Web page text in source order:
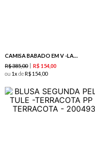
CAMISA BABADO EM V -LARANJA
R$385,00 R$ 15400
ou 1 deR$ 154 00